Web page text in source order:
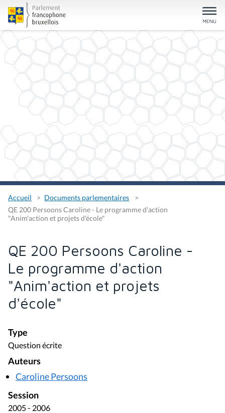
Accueil
Documents parlementaires
QE 200 Persoons Caroline - Le programme d'action
"Anim'action et projets d'école"
QE 200 Persoons Caroline -
Le programme d'action
"Anim'action et projets
d'école"
Type
Question écrite
Auteurs
Caroline Persoons
Session
2005 - 2006